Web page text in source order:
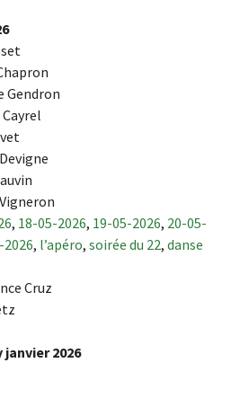
Gendron
, 18-05-2026, 19-05-2026, 20-05-
2026, l’apéro, soirée du 22, danse
Cruz
2026